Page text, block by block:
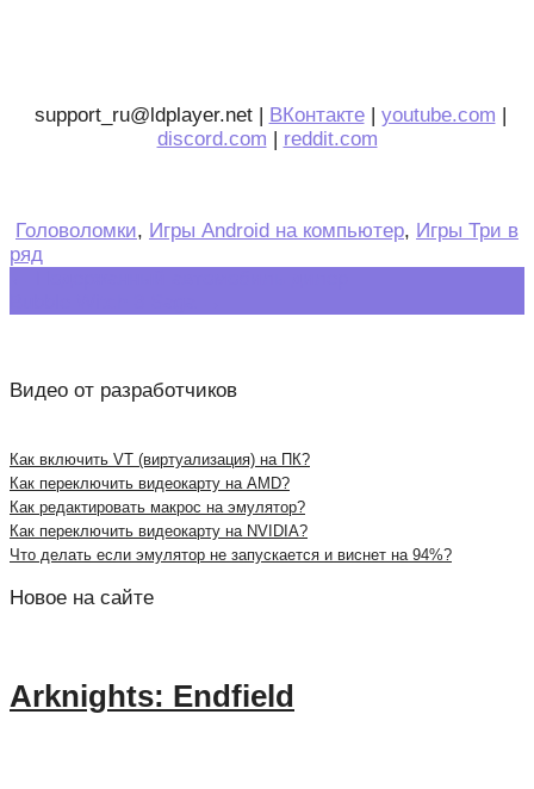
support_ru@ldplayer.net | ВКонтакте| youtube.com
discord.com
reddit.com
Головоломки, Игры Android на компьютер, Игры Три в
ряд
navigation
Видео от разработчиков
Как включить VT (виртуализация) на ПК?
Как переключить видеокарту на AMD?
Как редактировать макрос на эмулятор?
Как переключить видеокарту на NVIDIA?
Что делать если эмулятор не запускается и виснет на 94%?
Новое на сайте
Arknights: Endfield